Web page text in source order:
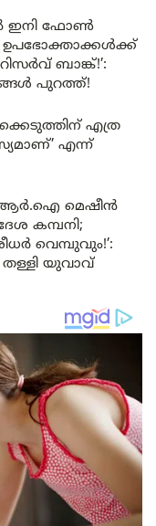
ഇനി ഫോൺ
ഉപഭോക്താക്കൾക്ക്
ബാങ്ക്!’:
പുറത്ത്!
എത്ര
എന്ന്
മെഷീൻ
കമ്പനി;
വെമ്പുവും!’:
തള്ളി യുവാവ്